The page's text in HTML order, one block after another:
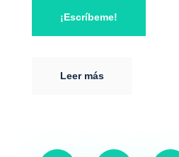
¡Escríbeme!
Leer más